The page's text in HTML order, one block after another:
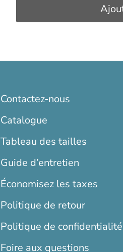
Contactez-nous
Catalogue
Tableau des tailles
Guide d’entretien
Économisez les taxes
Politique de retour
Politique de confidentialité
Foire aux questions